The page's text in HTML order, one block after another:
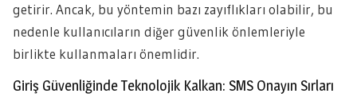
getirir. Ancak, bu yöntemin bazı zayıflıkları olabilir, bu
nedenle kullanıcıların diğer güvenlik önlemleriyle
birlikte kullanmaları önemlidir.
Giriş Güvenliğinde Teknolojik Kalkan: SMS Onayın Sırları